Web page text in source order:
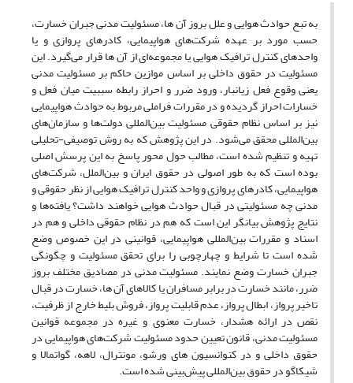
به تبع حوادث هوایی و علل بروز آن ها، مسئولیت مدنی جبران خسارت،
حسب مورد بر عهده شرکت‌های هواپیمایی، کادرهای پروازی و یا
واحدهای کنترل ترافیک هوایی یا مجموعه‌ای از آن ها قرار می‌گیرد. این
مسئولیت در حقوق داخلی بر اساس موازین حاکم بر مسئولیت مدنی
یعنی وقوع فعل زیانبار، ورود ضرر و احراز رابطه سببیت میان فعل و
خسارات احراز گردیده و در مقررات فراملی مربوط به حوادث هواپیمایی
نیز بر اساس نظام حقوقی مسئولیت بین‌المللی دولت‌ها و سازمان‌های
بین‌المللی محقق می‌شود. در این پژوهش که به روش توصیفی-تحلیلی
تهیه و تنظیم شده است، مطالب حول محور پاسخ به این پرسش اصلی
بوده است که به طور اصولی در حقوق ایران و بین‌الملل، شرکت‌های
هواپیمایی، کادرهای پروازی و واحد کنترل ترافیک هوایی از نظر حقوقی و
مدنی چه مسئولیتی در قبال حوادث هوایی خواهند داشت؟ یافته‌ها و
نتایج پژوهش بیانگر این است که هم در نظام حقوقی داخلی و هم در
اسناد و مقررات بین‌المللی هواپیمایی، قوانینی در این خصوص وضع
شده است تا شرایط و چهارچوبی را برای تحقق مسئولیت و چگونگی
جبران خسارت وضع نمایند. مسئولیت مدنی در مصادیق مختلف بروز
ضرر، مانند خسارت در برابر مسافران یا کالاهای آن ها، خسارت در قبال
تاخیر پرواز، ابطال پرواز، عدم قابلیت پرواز، فروش بلیط خارج از ظرفیت،
نقص در ارائه هشدار، خسارت معنوی و غیره در مجموعه قوانین
مسئولیت مدنی، قانون تعیین حدود مسئولیت شرکت‌های هواپیمایی در
حقوق داخلی و در کنوانسیون های ورشو، مونترال، لاهه، گواتمالا و
شیکاگو در حقوق بین‌المللی پیش‌بینی شده است.